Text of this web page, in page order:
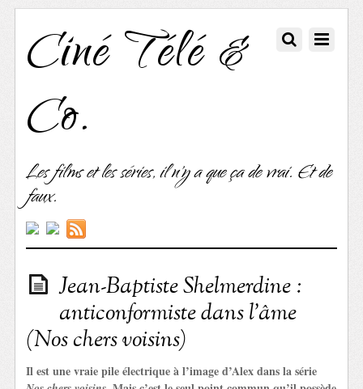
Ciné Télé &
Co.
Les films et les séries, il n'y a que ça de vrai. Et de
faux.
Jean-Baptiste Shelmerdine :
anticonformiste dans l’âme
(Nos chers voisins)
Il est une vraie pile électrique à l’image d’Alex dans la série